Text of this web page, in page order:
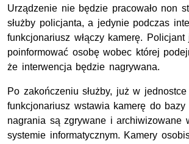
Urządzenie nie będzie pracowało non
służby policjanta, a jedynie podczas
funkcjonariusz włączy kamerę.
poinformować osobę wobec której
że interwencja będzie nagrywana.
Po zakończeniu służby, już w
funkcjonariusz wstawia kamerę do
nagrania są zgrywane i archiwizowane
systemie informatycznym. Kamery